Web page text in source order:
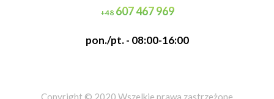
+48607 467 969
pon./pt. - 08:00-16:00
Copyright © 2020 Wszelkie prawa zastrzeżone